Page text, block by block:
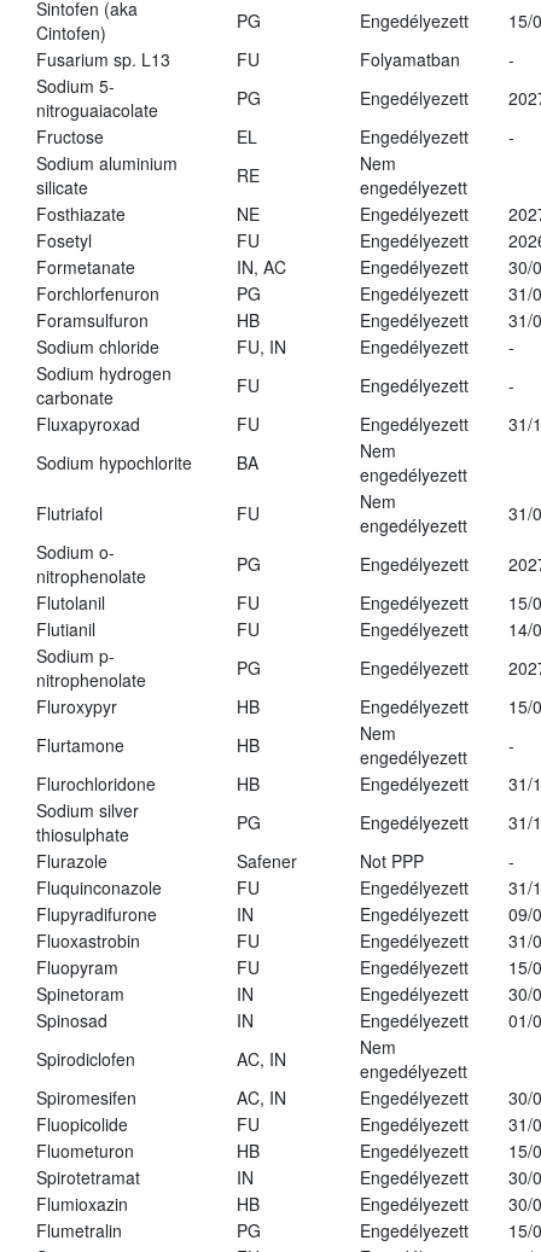
Sintofen (aka
Cintofen)
PG Engedélyezett
15/
Fusarium sp. L13
FU Folyamatban
-
Sodium 5-
nitroguaiacolate
PG Engedélyezett
Fructose
EL Engedélyezett
-
Sodium aluminium
silicate
RE
Nem
engedélyezett
Fosthiazate
NE Engedélyezett
Fosetyl
FU Engedélyezett
Formetanate
IN, AC Engedélyezett
30/
Forchlorfenuron
PG Engedélyezett
31/
Foramsulfuron
HB Engedélyezett
31/
Sodium chloride
FU, IN Engedélyezett
-
Sodium hydrogen
carbonate
FU Engedélyezett
-
Fluxapyroxad
FU Engedélyezett
31/
Sodium hypochlorite
BA
Nem
engedélyezett
Flutriafol
FU
Nem
engedélyezett
31/
Sodium o-
nitrophenolate
PG Engedélyezett
Flutolanil
FU Engedélyezett
15/
Flutianil
FU Engedélyezett
14/
Sodium p-
nitrophenolate
PG Engedélyezett
Fluroxypyr
HB Engedélyezett
15/
Flurtamone
HB
Nem
engedélyezett
-
Flurochloridone
HB Engedélyezett
31/
Sodium silver
thiosulphate
PG Engedélyezett
31/
Flurazole
Safener Not PPP
-
Fluquinconazole
FU Engedélyezett
31/
Flupyradifurone
IN Engedélyezett
09/
Fluoxastrobin
FU Engedélyezett
31/
Fluopyram
FU Engedélyezett
15/
Spinetoram
IN Engedélyezett
30/
Spinosad
IN Engedélyezett
01/
Spirodiclofen
AC, IN
Nem
engedélyezett
Spiromesifen
AC, IN Engedélyezett
30/
Fluopicolide
FU Engedélyezett
31/
Fluometuron
HB Engedélyezett
15/
Spirotetramat
IN Engedélyezett
30/
Flumioxazin
HB Engedélyezett
30/
Flumetralin
PG Engedélyezett
15/